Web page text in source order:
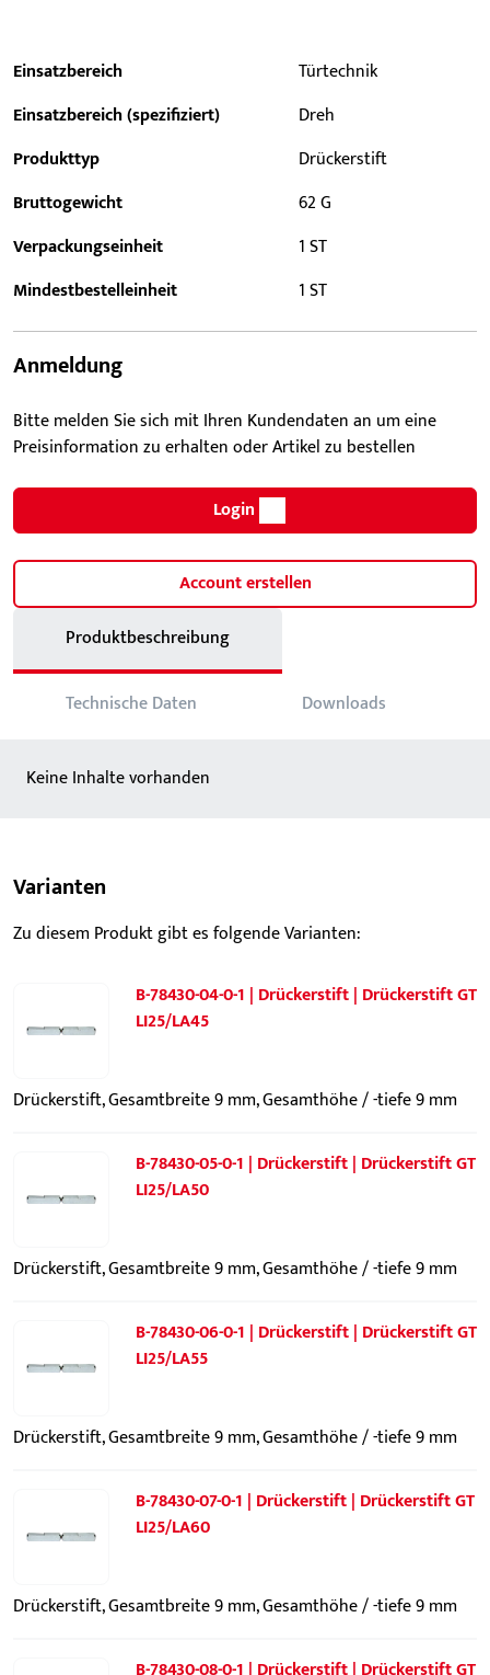
Einsatzbereich
Türtechnik
Einsatzbereich (spezifiziert)
Dreh
Produkttyp
Drückerstift
Bruttogewicht
62 G
Verpackungseinheit
1 ST
Mindestbestelleinheit
1 ST
Anmeldung
Bitte melden Sie sich mit Ihren Kundendaten an um eine
Preisinformation zu erhalten oder Artikel zu bestellen
Login
Account erstellen
Produktbeschreibung
Technische Daten Downloads
Keine Inhalte vorhanden
Varianten
Zu diesem Produkt gibt es folgende Varianten:
B-78430-04-0-1 | Drückerstift | Drückerstift GT
LI25/LA45
Drückerstift, Gesamtbreite 9 mm, Gesamthöhe / -tiefe 9 mm
B-78430-05-0-1 | Drückerstift | Drückerstift GT
LI25/LA50
Drückerstift, Gesamtbreite 9 mm, Gesamthöhe / -tiefe 9 mm
B-78430-06-0-1 | Drückerstift | Drückerstift GT
LI25/LA55
Drückerstift, Gesamtbreite 9 mm, Gesamthöhe / -tiefe 9 mm
B-78430-07-0-1 | Drückerstift | Drückerstift GT
LI25/LA60
Drückerstift, Gesamtbreite 9 mm, Gesamthöhe / -tiefe 9 mm